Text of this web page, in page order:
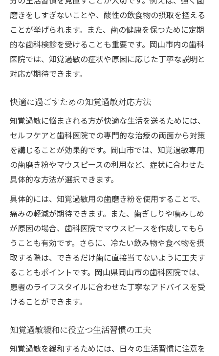
磨きをしすぎないことや、酸性の飲食物の摂取を控える
ことが挙げられます。また、歯の健康を保つために定期
的な歯科検診を受けることも重要です。岡山市内の歯科
医院では、知覚過敏の症状や原因に応じた丁寧な説明と
対応が期待できます。
快適に過ごすための知覚過敏対応方法
知覚過敏に悩まされる方が快適な生活を送るためには、
セルフケアと歯科医院での専門的な治療の両面から対策
を講じることが効果的です。岡山市では、知覚過敏専用
の歯磨き粉やマウスピースの利用など、症状に合わせた
具体的な方法が選択できます。
具体的には、知覚過敏用の歯磨き粉を使用することで、
痛みの軽減が期待できます。また、歯ぎしりや噛みしめ
が原因の場合、歯科医院でマウスピースを作成してもら
うことも有効です。さらに、冷たい飲み物や食べ物を摂
取する際は、できるだけ歯に直接当てないように工夫す
ることもポイントです。岡山県岡山市の歯科医院では、
患者のライフスタイルに合わせた丁寧なアドバイスを受
けることができます。
知覚過敏緩和に役立つ生活習慣の工夫
知覚過敏を緩和するためには、日々の生活習慣に注意を